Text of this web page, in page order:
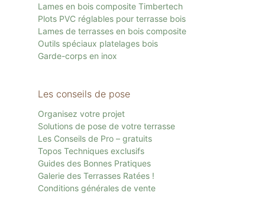
Lames en bois composite Timbertech
Plots PVC réglables pour terrasse bois
Lames de terrasses en bois composite
Outils spéciaux platelages bois
Garde-corps en inox
Les conseils de pose
Organisez votre projet
Solutions de pose de votre terrasse
Les Conseils de Pro – gratuits
Topos Techniques exclusifs
Guides des Bonnes Pratiques
Galerie des Terrasses Ratées !
Conditions générales de vente